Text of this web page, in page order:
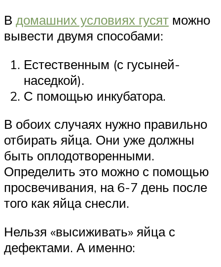
В домашних условиях гусят можно
вывести двумя способами:
Естественным (с гусыней-
наседкой).
С помощью инкубатора.
В обоих случаях нужно правильно
отбирать яйца. Они уже должны
быть оплодотворенными.
Определить это можно с помощью
просвечивания, на 6-7 день после
того как яйца снесли.
Нельзя «высиживать» яйца с
дефектами. А именно: